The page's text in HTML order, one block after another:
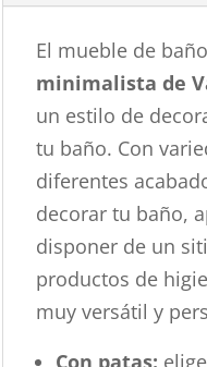
El mueble de
minimalista de
un estilo de
tu baño. Con
diferentes
decorar tu baño,
disponer de un
productos de
muy versátil y